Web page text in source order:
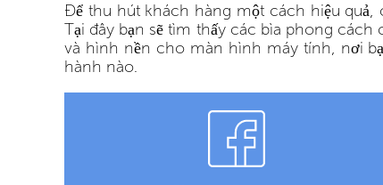
Để thu hút khách hàng một cách hiệu
Tại đây bạn sẽ tìm thấy các bìa phong
và hình nền cho màn hình máy tính, nơi
hành nào.